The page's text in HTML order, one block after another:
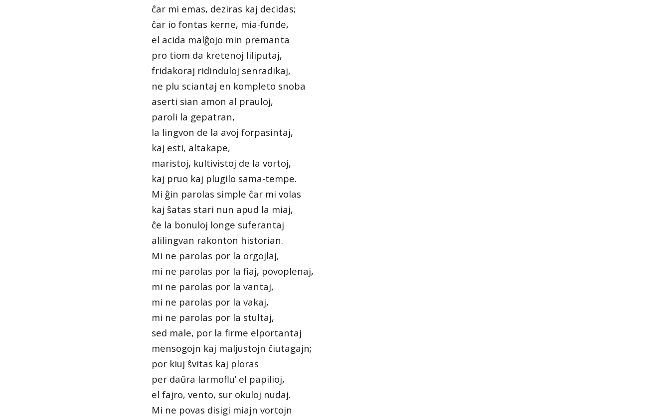
ĉar mi emas, deziras kaj decidas;
ĉar io fontas kerne, mia-funde,
el acida malĝojo min premanta
pro tiom da kretenoj liliputaj,
fridakoraj ridinduloj senradikaj,
ne plu sciantaj en kompleto snoba
aserti sian amon al prauloj,
paroli la gepatran,
la lingvon de la avoj forpasintaj,
kaj esti, altakape,
maristoj, kultivistoj de la vortoj,
kaj pruo kaj plugilo sama-tempe.
Mi ĝin parolas simple ĉar mi volas
kaj ŝatas stari nun apud la miaj,
ĉe la bonuloj longe suferantaj
alilingvan rakonton historian.
Mi ne parolas por la orgojlaj,
mi ne parolas por la fiaj, povoplenaj,
mi ne parolas por la vantaj,
mi ne parolas por la vakaj,
mi ne parolas por la stultaj,
sed male, por la firme elportantaj
mensogojn kaj maljustojn ĉiutagajn;
por kiuj ŝvitas kaj ploras
per daŭra larmoflu’ el papilioj,
el fajro, vento, sur okuloj nudaj.
Mi ne povas disigi miajn vortojn